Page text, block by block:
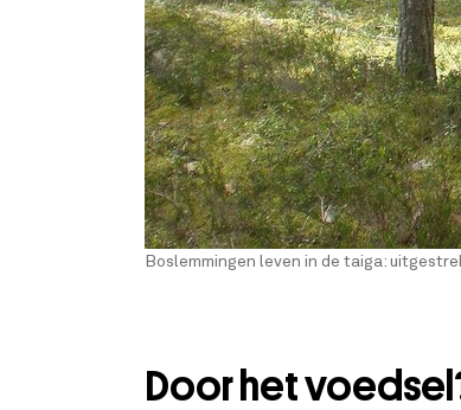
Boslemmingen leven in de taiga:
Door het